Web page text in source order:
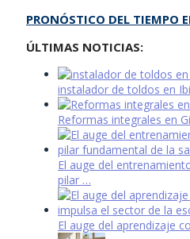
PRONÓSTICO DEL TIEMPO
ÚLTIMAS NOTICIAS:
instalador de toldos en
Reformas integrales en
El auge del
pilar …
El auge del aprendizaje